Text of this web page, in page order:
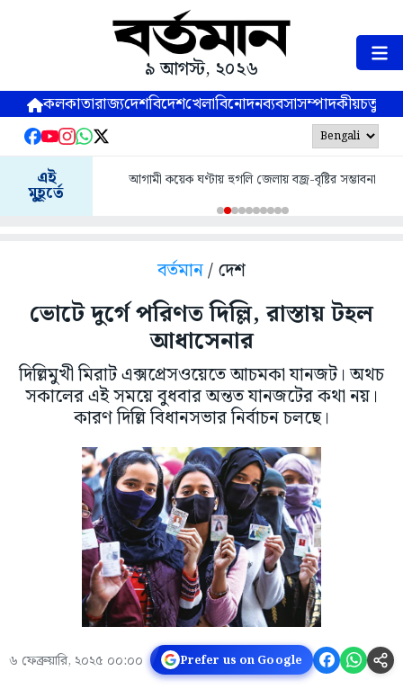
৯ আগস্ট, ২০২৬
কলকাতারাজ্যদেশবিদেশখেলাবিনোদনব্যবসাসম্পাদকীয়
এই
মুহূর্তে
আগামী কয়েক ঘণ্টায় হুগলি জেলায় বজ্র-বৃষ্টির সম্ভাবনা
বর্তমান/ দেশ
ভোটে দুর্গে পরিণত দিল্লি, রাস্তায় টহল
আধাসেনার
দিল্লিমুখী মিরাট এক্সপ্রেসওয়েতে আচমকা যানজট। অথচ
সকালের এই সময়ে বুধবার অন্তত যানজটের কথা নয়।
কারণ দিল্লি বিধানসভার নির্বাচন চলছে।
৬ ফেব্রুয়ারি, ২০২৫ ০০:০০ Prefer us on Google